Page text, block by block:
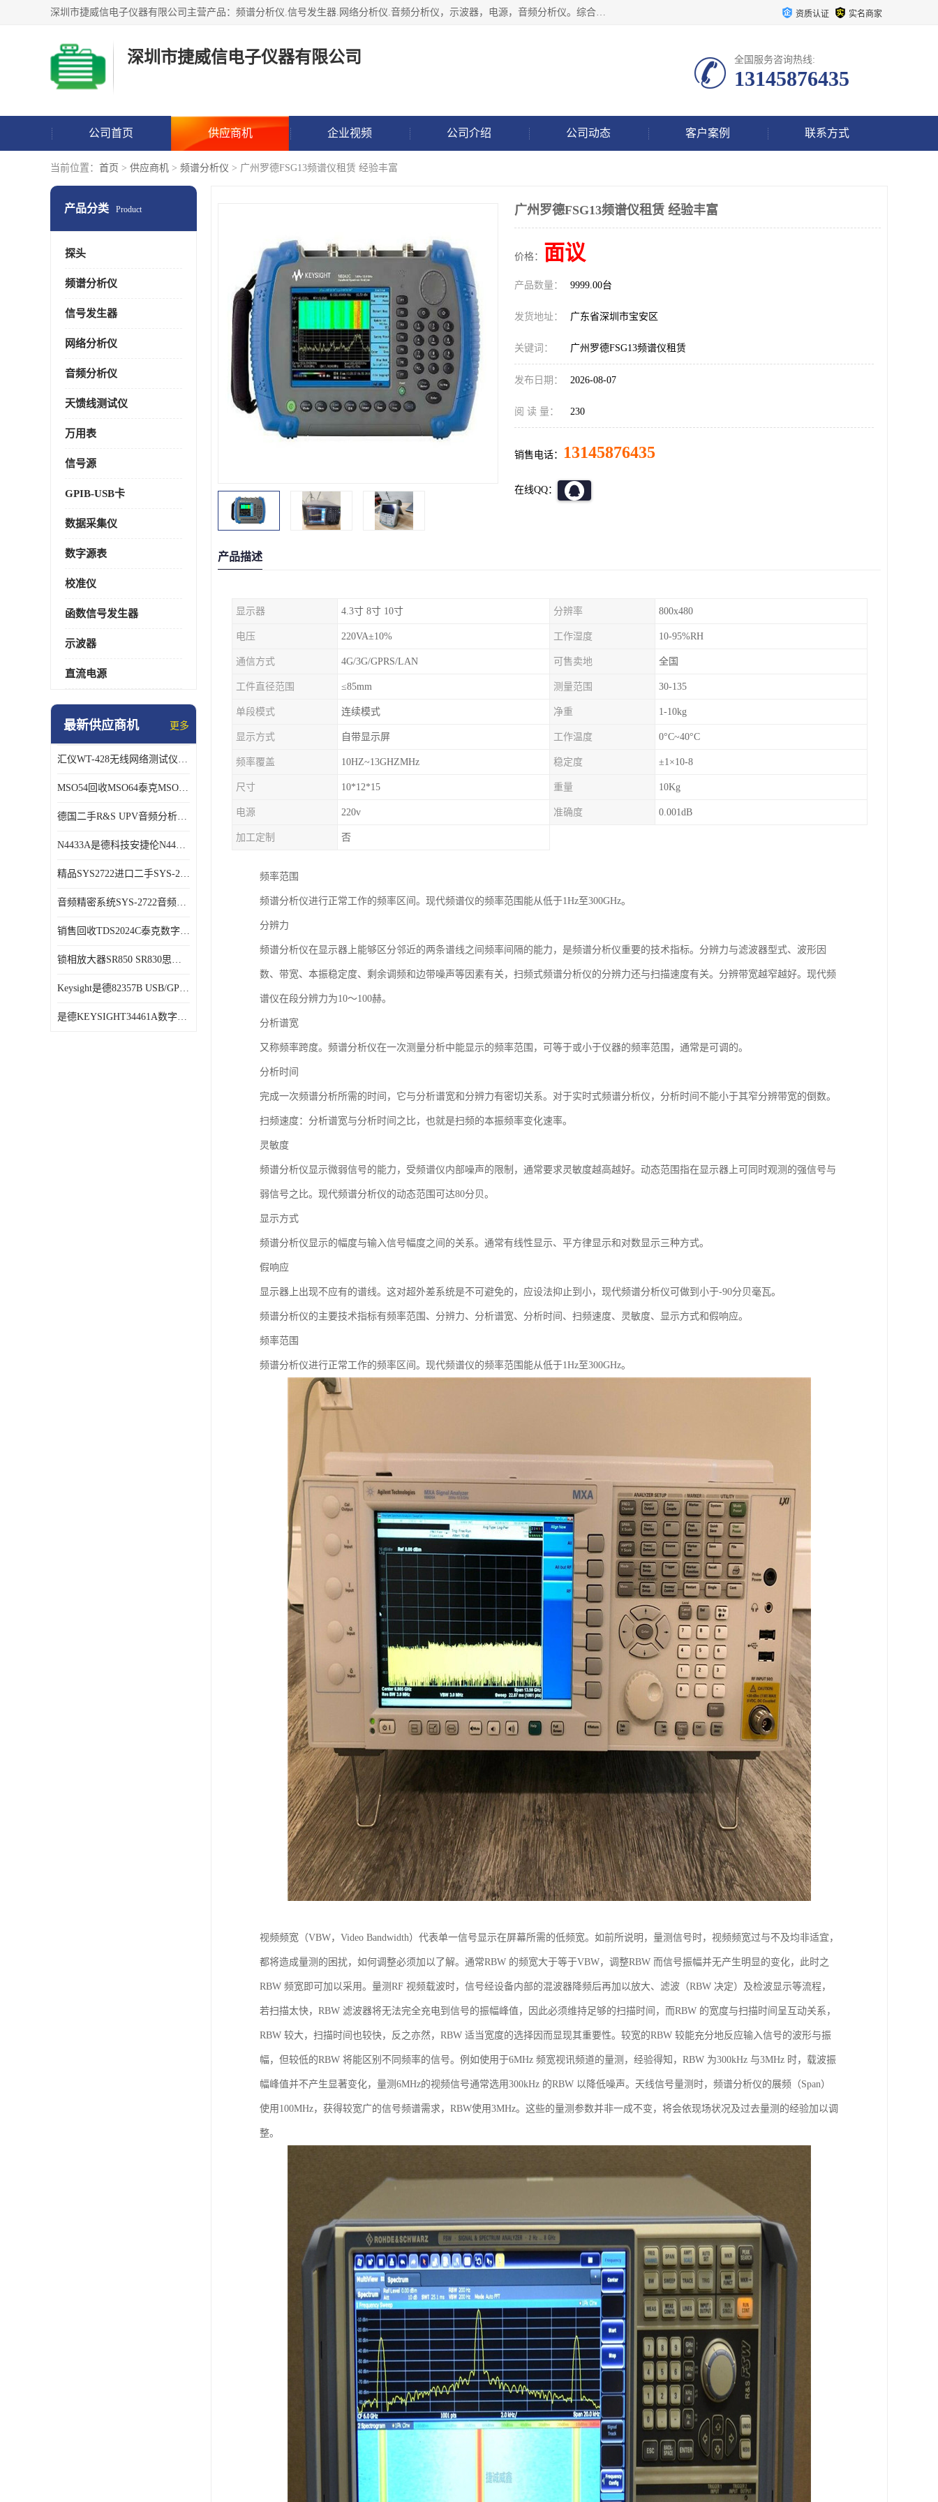
深圳市捷威信电子仪器有限公司主营产品：频谱分析仪.信号发生器.网络分析仪.音频分析仪，示波器，电源，音频分析仪。综合测试仪。蓝牙测试仪等 资质认证 实名商家
深圳市捷威信电子仪器有限公司 全国服务咨询热线:
13145876435
公司首页 供应商机 企业视频 公司介绍 公司动态 客户案例 联系方式
当前位置： 首页 > 供应商机 > 频谱分析仪 > 广州罗德FSG13频谱仪租赁 经验丰富
产品分类 Product
探头
频谱分析仪
信号发生器
网络分析仪
音频分析仪
天馈线测试仪
万用表
信号源
GPIB-USB卡
数据采集仪
数字源表
校准仪
函数信号发生器
示波器
直流电源
最新供应商机 更多
汇仪WT-428无线网络测试仪WT328销售/回收
MSO54回收MSO64泰克MSO56B混号示波器
德国二手R&S UPV音频分析仪长期销售回收
N4433A是德科技安捷伦N4433A网络分析仪校准件
精品SYS2722进口二手SYS-2722 音频分析仪
音频精密系统SYS-2722音频分析仪
销售回收TDS2024C泰克数字示波器TDS3054C
锁相放大器SR850 SR830思坦福
Keysight是德82357B USB/GPIB接口
是德KEYSIGHT34461A数字万用表六位半34470A
广州罗德FSG13频谱仪租赁 经验丰富
价格： 面议
产品数量： 9999.00台
发货地址： 广东省深圳市宝安区
关键词： 广州罗德FSG13频谱仪租赁
发布日期： 2026-08-07
阅 读 量： 230
销售电话： 13145876435
在线QQ：
产品描述
显示器 4.3寸 8寸 10寸 分辨率 800x480
电压 220VA±10% 工作湿度 10-95%RH
通信方式 4G/3G/GPRS/LAN 可售卖地 全国
工件直径范围 ≤85mm 测量范围 30-135
单段模式 连续模式 净重 1-10kg
显示方式 自带显示屏 工作温度 0°C~40°C
频率覆盖 10HZ~13GHZMHz 稳定度 ±1×10-8
尺寸 10*12*15 重量 10Kg
电源 220v 准确度 0.001dB
加工定制 否
频率范围
频谱分析仪进行正常工作的频率区间。现代频谱仪的频率范围能从低于1Hz至300GHz。
分辨力
频谱分析仪在显示器上能够区分邻近的两条谱线之间频率间隔的能力，是频谱分析仪重要的技术指标。分辨力与滤波器型式、波形因
数、带宽、本振稳定度、剩余调频和边带噪声等因素有关，扫频式频谱分析仪的分辨力还与扫描速度有关。分辨带宽越窄越好。现代频
谱仪在段分辨力为10～100赫。
分析谱宽
又称频率跨度。频谱分析仪在一次测量分析中能显示的频率范围，可等于或小于仪器的频率范围，通常是可调的。
分析时间
完成一次频谱分析所需的时间，它与分析谱宽和分辨力有密切关系。对于实时式频谱分析仪，分析时间不能小于其窄分辨带宽的倒数。
扫频速度：分析谱宽与分析时间之比，也就是扫频的本振频率变化速率。
灵敏度
频谱分析仪显示微弱信号的能力，受频谱仪内部噪声的限制，通常要求灵敏度越高越好。动态范围指在显示器上可同时观测的强信号与
弱信号之比。现代频谱分析仪的动态范围可达80分贝。
显示方式
频谱分析仪显示的幅度与输入信号幅度之间的关系。通常有线性显示、平方律显示和对数显示三种方式。
假响应
显示器上出现不应有的谱线。这对超外差系统是不可避免的，应设法抑止到小，现代频谱分析仪可做到小于-90分贝毫瓦。
频谱分析仪的主要技术指标有频率范围、分辨力、分析谱宽、分析时间、扫频速度、灵敏度、显示方式和假响应。
频率范围
频谱分析仪进行正常工作的频率区间。现代频谱仪的频率范围能从低于1Hz至300GHz。
视频频宽（VBW，Video Bandwidth）代表单一信号显示在屏幕所需的低频宽。如前所说明，量测信号时，视频频宽过与不及均非适宜，
都将造成量测的困扰，如何调整必须加以了解。通常RBW 的频宽大于等于VBW，调整RBW 而信号振幅并无产生明显的变化，此时之
RBW 频宽即可加以采用。量测RF 视频载波时，信号经设备内部的混波器降频后再加以放大、滤波（RBW 决定）及检波显示等流程，
若扫描太快，RBW 滤波器将无法完全充电到信号的振幅峰值，因此必须维持足够的扫描时间，而RBW 的宽度与扫描时间呈互动关系，
RBW 较大，扫描时间也较快，反之亦然，RBW 适当宽度的选择因而显现其重要性。较宽的RBW 较能充分地反应输入信号的波形与振
幅，但较低的RBW 将能区别不同频率的信号。例如使用于6MHz 频宽视讯频道的量测，经验得知，RBW 为300kHz 与3MHz 时，载波振
幅峰值并不产生显著变化，量测6MHz的视频信号通常选用300kHz 的RBW 以降低噪声。天线信号量测时，频谱分析仪的展频（Span）
使用100MHz，获得较宽广的信号频谱需求，RBW使用3MHz。这些的量测参数并非一成不变，将会依现场状况及过去量测的经验加以调
整。